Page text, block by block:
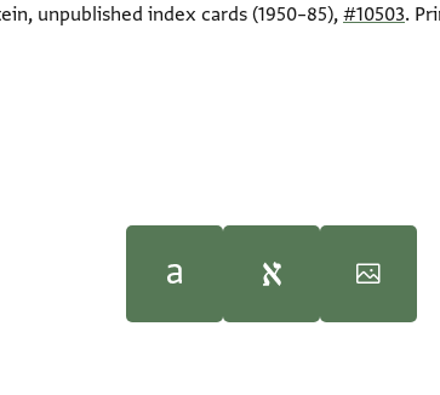
unpublished index cards (1950–85), #10503.